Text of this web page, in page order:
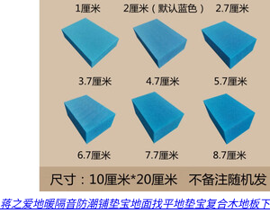
蒋之爱地暖隔音防潮铺垫宝地面找平地垫宝复合木地板